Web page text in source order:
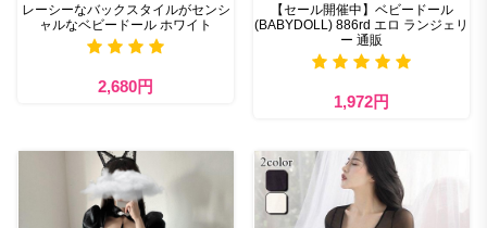
レーシーなバックスタイルがセンシ
ャルなベビードール ホワイト
2,680円
【セール開催中】ベビードール
(BABYDOLL) 886rd エロ ランジェリ
ー 通販
1,972円